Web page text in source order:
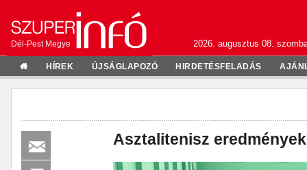
Dél-Pest Megye 2026. augusztus 08.
HÍREK ÚJSÁGLAPOZÓ HIRDETÉSFELADÁS
Asztalitenisz eredmények